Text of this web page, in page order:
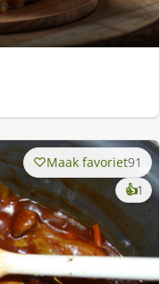
Maak favoriet91
👍1